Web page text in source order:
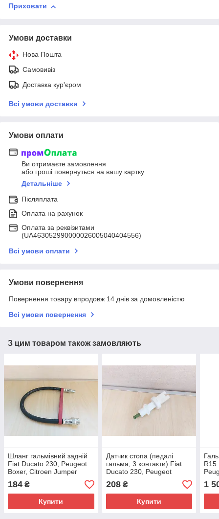
Приховати
Умови доставки
Нова Пошта
Самовивіз
Доставка кур'єром
Всі умови доставки
Умови оплати
Ви отримаєте замовлення
або гроші повернуться на вашу картку
Детальніше
Післяплата
Оплата на рахунок
Оплата за реквізитами
(UA463052990000026005040404556)
Всі умови оплати
Умови повернення
Повернення товару впродовж 14 днів за домовленістю
Всі умови повернення
З цим товаром також замовляють
Шланг гальмівний задній
Fiat Ducato 230, Peugeot
Boxer, Citroen Jumper
(1994-2002), 71736963,
4806H7
184 ₴
Купити
Датчик стопа (педалі
гальма, 3 контакти) Fiat
Ducato 230, Peugeot
Boxer, Citroen Jumper (94-
02), 7627401
208₴
Купити
R15
1